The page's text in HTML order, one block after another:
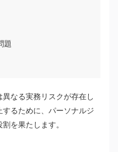
題
なる実務リスクが存在し
るために、パーソナルジ
を果たします。